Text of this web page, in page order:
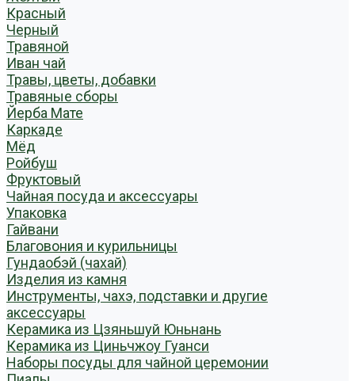
Красный
Черный
Травяной
Иван чай
Травы, цветы, добавки
Травяные сборы
Йерба Мате
Каркаде
Мёд
Ройбуш
Фруктовый
Чайная посуда и аксессуары
Упаковка
Гайвани
Благовония и курильницы
Гундаобэй (чахай)
Изделия из камня
Инструменты, чахэ, подставки и другие
аксессуары
Керамика из Цзяньшуй Юньнань
Керамика из Циньчжоу Гуанси
Наборы посуды для чайной церемонии